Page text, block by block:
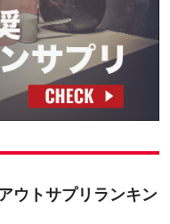
ウトサプリランキン